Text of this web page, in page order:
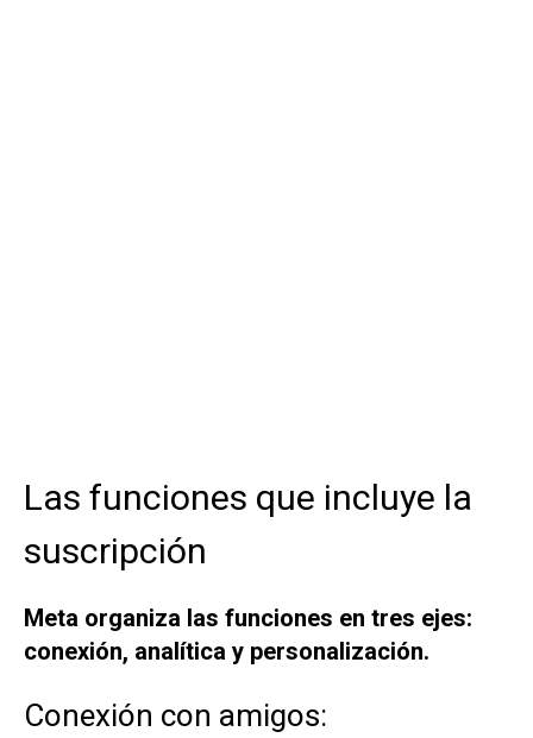
Las funciones que incluye la
suscripción
Meta organiza las funciones en tres ejes:
conexión, analítica y personalización.
Conexión con amigos: